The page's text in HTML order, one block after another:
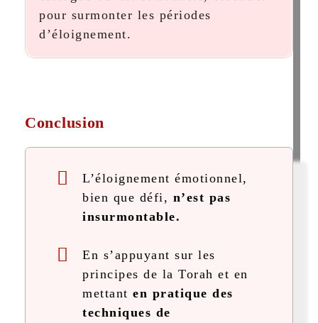
pour surmonter les périodes
d’éloignement.
Conclusion
L’éloignement émotionnel,
bien que défi, n’est pas
insurmontable.
En s’appuyant sur les
principes de la Torah et en
mettant en pratique des
techniques de